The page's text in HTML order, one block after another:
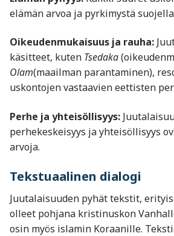
elämän arvoa ja pyrkimystä
Oikeudenmukaisuus ja rauha:
käsitteet, kuten Tsedaka
Olam(maailman parantaminen),
uskontojen vastaavien eettisten
Perhe ja yhteisöllisyys:
perhekeskeisyys ja yhteisöllisyys
arvoja.
Tekstuaalinen dialogi
Juutalaisuuden pyhät tekstit,
olleet pohjana kristinuskon
osin myös islamin Koraanille.